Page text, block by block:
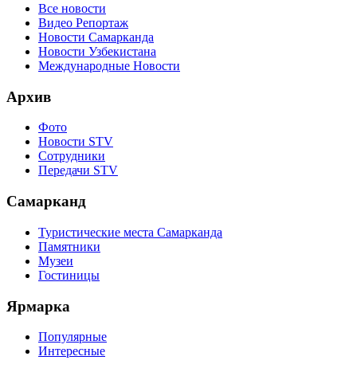
Все новости
Видео Репортаж
Новости Самарканда
Новости Узбекистана
Международные Новости
Архив
Фото
Новости STV
Сотрудники
Передачи STV
Самарканд
Туристические места Самарканда
Памятники
Музеи
Гостиницы
Ярмарка
Популярные
Интересные